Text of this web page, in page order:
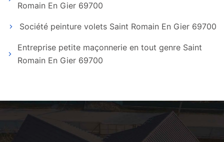
Romain En Gier 69700
Société peinture volets Saint Romain En Gier 69700
Entreprise petite maçonnerie en tout genre Saint
Romain En Gier 69700